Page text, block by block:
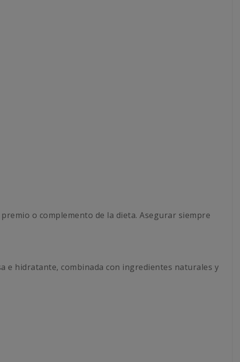
o complemento de la dieta. Asegurar siempre
e hidratante, combinada con ingredientes naturales y